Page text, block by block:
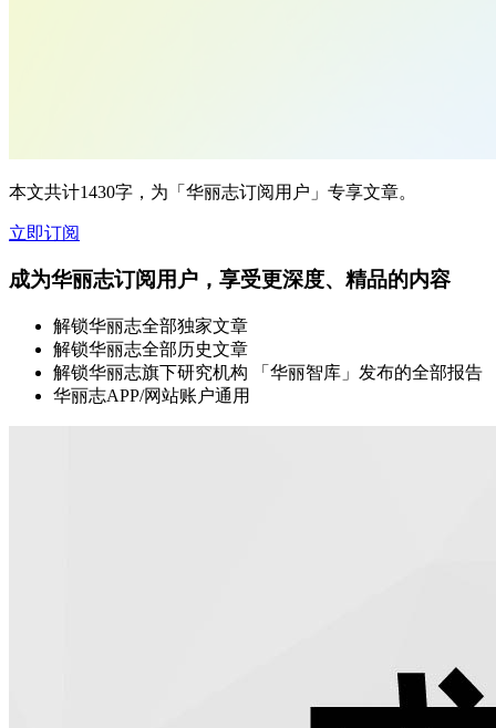
本文共计1430字，为「华丽志订阅用户」专享文章。
立即订阅
成为华丽志订阅用户，享受更深度、精品的内容
解锁华丽志全部独家文章
解锁华丽志全部历史文章
解锁华丽志旗下研究机构 「华丽智库」发布的全部报告
华丽志APP/网站账户通用